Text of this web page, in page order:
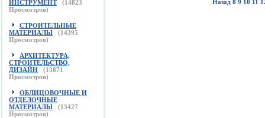
ИНСТРУМЕНТ
(14823
Просмотров)
СТРОИТЕЛЬНЫЕ
МАТЕРИАЛЫ
(14395
Просмотров)
АРХИТЕКТУРА,
СТРОИТЕЛЬСТВО,
ДИЗАЙН
(13871
Просмотров)
ОБЛИЦОВОЧНЫЕ И
ОТДЕЛОЧНЫЕ
МАТЕРИАЛЫ
(13427
Просмотров)
Назад 8 9 10 11